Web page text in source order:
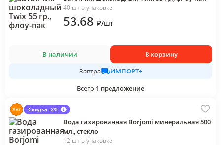
40 шт в упаковке
53.68 ₽/шт
В наличии
В корзину
Завтра
ИМПОРТ+
Всего 1 предложение
Скидка -2%
Вода газированная Borjomi минеральная 500
мл., стекло
12 шт в упаковке